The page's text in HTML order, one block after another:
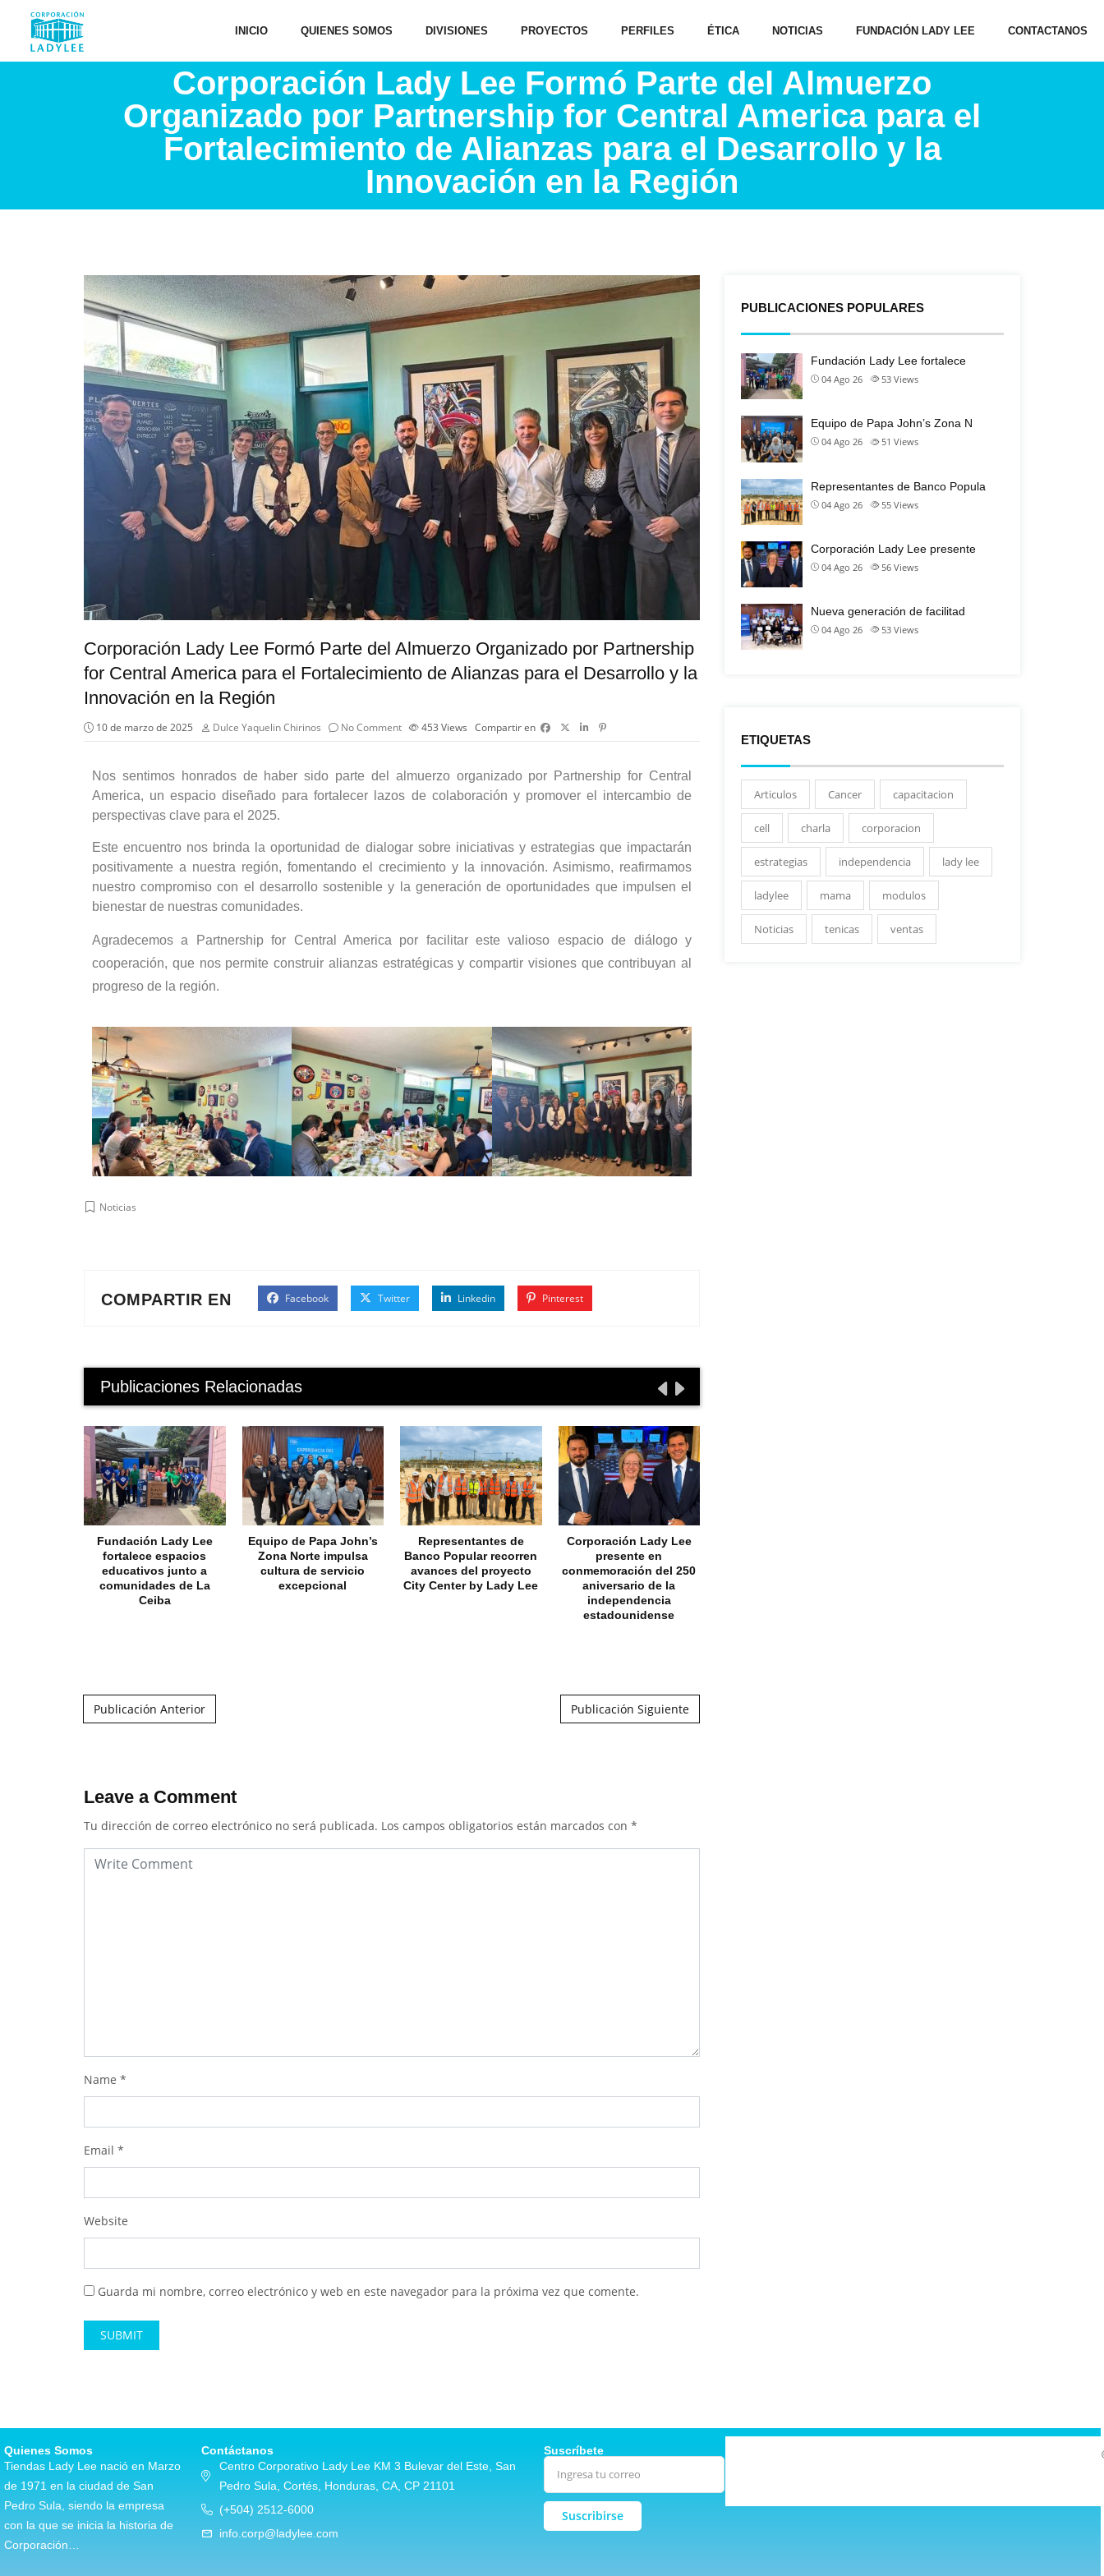
INICIO QUIENES SOMOS DIVISIONES PROYECTOS PERFILES ÉTICA NOTICIAS FUNDACIÓN LADY LEE CONTACTANOS
Corporación Lady Lee Formó Parte del Almuerzo
Organizado por Partnership for Central America para el
Fortalecimiento de Alianzas para el Desarrollo y la
Innovación en la Región
Corporación Lady Lee Formó Parte del Almuerzo Organizado por Partnership
for Central America para el Fortalecimiento de Alianzas para el Desarrollo y la
Innovación en la Región
10 de marzo de 2025 Dulce Yaquelin Chirinos No Comment 453 Views Compartir en
Nos sentimos honrados de haber sido parte del almuerzo organizado por Partnership for Central
America, un espacio diseñado para fortalecer lazos de colaboración y promover el intercambio de
perspectivas clave para el 2025.
Este encuentro nos brinda la oportunidad de dialogar sobre iniciativas y estrategias que impactarán
positivamente a nuestra región, fomentando el crecimiento y la innovación. Asimismo, reafirmamos
nuestro compromiso con el desarrollo sostenible y la generación de oportunidades que impulsen el
bienestar de nuestras comunidades.
Agradecemos a Partnership for Central America por facilitar este valioso espacio de diálogo y
cooperación, que nos permite construir alianzas estratégicas y compartir visiones que contribuyan al
progreso de la región.
Noticias
COMPARTIR EN Facebook Twitter Linkedin Pinterest
Publicaciones Relacionadas
Fundación Lady Lee
fortalece espacios
educativos junto a
comunidades de La
Ceiba
Equipo de Papa John’s
Zona Norte impulsa
cultura de servicio
excepcional
Representantes de
Banco Popular recorren
avances del proyecto
City Center by Lady Lee
Corporación Lady Lee
presente en
conmemoración del 250
aniversario de la
independencia
estadounidense
Publicación Anterior Publicación Siguiente
Leave a Comment
Tu dirección de correo electrónico no será publicada. Los campos obligatorios están marcados con *
Name *
Email *
Website
Guarda mi nombre, correo electrónico y web en este navegador para la próxima vez que comente.
PUBLICACIONES POPULARES
Fundación Lady Lee fortalece
04 Ago 26 53 Views
Equipo de Papa John’s Zona N
04 Ago 26 51 Views
Representantes de Banco Popula
04 Ago 26 55 Views
Corporación Lady Lee presente
04 Ago 26 56 Views
Nueva generación de facilitad
04 Ago 26 53 Views
ETIQUETAS
Articulos Cancer capacitacion
cell charla corporacion
estrategias independencia lady lee
ladylee mama modulos
Noticias tenicas ventas
Quienes Somos
Tiendas Lady Lee nació en Marzo
de 1971 en la ciudad de San
Pedro Sula, siendo la empresa
con la que se inicia la historia de
Corporación…
Contáctanos
Centro Corporativo Lady Lee KM 3 Bulevar del Este, San
Pedro Sula, Cortés, Honduras, CA, CP 21101
(+504) 2512-6000
info.corp@ladylee.com
Suscríbete